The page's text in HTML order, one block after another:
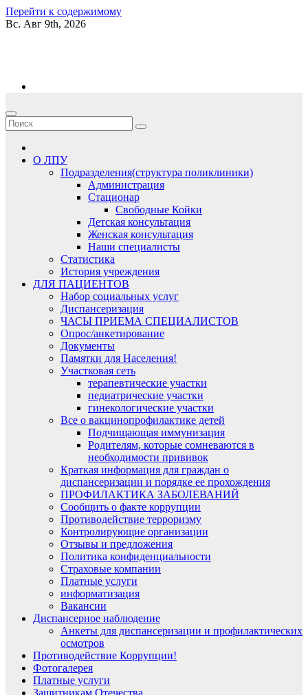
Перейти к содержимому
Вс. Авг 9th, 2026
О ЛПУ
Подразделения(структура поликлиники)
Администрация
Стационар
Свободные Койки
Детская консультация
Женская консультация
Наши специалисты
Статистика
История учреждения
ДЛЯ ПАЦИЕНТОВ
Набор социальных услуг
Диспансеризация​
ЧАСЫ ПРИЕМА СПЕЦИАЛИСТОВ
Опрос/анкетирование
Документы
Памятки для Населения!
Участковая сеть
терапевтические участки
педиатрические участки
гинекологические участки
Все о вакцинопрофилактике детей
Подчищающая иммунизация
Родителям, которые сомневаются в
необходимости прививок
Краткая информация для граждан о
диспансеризации и порядке ее прохождения
ПРОФИЛАКТИКА ЗАБОЛЕВАНИЙ
Сообщить о факте коррупции
Противодействие терроризму
Контролирующие организации
Отзывы и предложения
Политика конфиденциальности
Страховые компании
Платные услуги
информатизация
Вакансии
Диспансерное наблюдение
Анкеты для диспансеризации и профилактических
осмотров
Противодействие Коррупции!
Фотогалерея
Платные услуги